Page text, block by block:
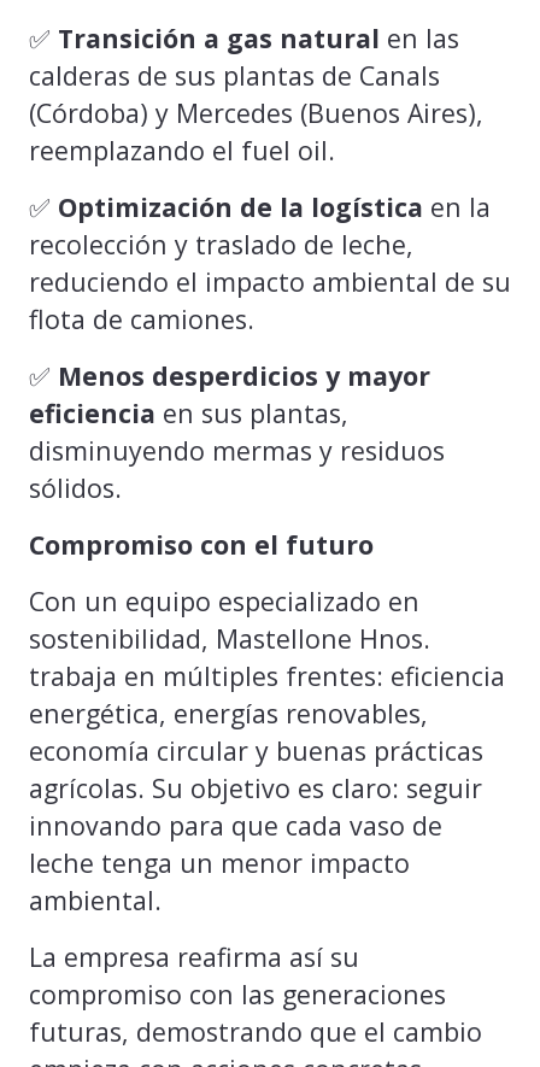
✅ Transición a gas natural en las
calderas de sus plantas de Canals
(Córdoba) y Mercedes (Buenos Aires),
reemplazando el fuel oil.
✅ Optimización de la logística en la
recolección y traslado de leche,
reduciendo el impacto ambiental de su
flota de camiones.
✅ Menos desperdicios y mayor
eficiencia en sus plantas,
disminuyendo mermas y residuos
sólidos.
Compromiso con el futuro
Con un equipo especializado en
sostenibilidad, Mastellone Hnos.
trabaja en múltiples frentes: eficiencia
energética, energías renovables,
economía circular y buenas prácticas
agrícolas. Su objetivo es claro: seguir
innovando para que cada vaso de
leche tenga un menor impacto
ambiental.
La empresa reafirma así su
compromiso con las generaciones
futuras, demostrando que el cambio